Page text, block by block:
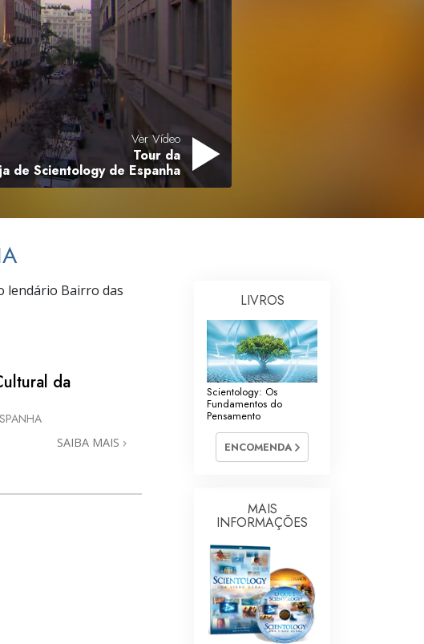
Respostas às Drogas
Ferramentas para o Local do Trabalho
Ética e as Condições
A Causa da Supressão
Investigações
A Tecnologia de Estudo
Ver Vídeo
Tour da
de Scientology de Espanha
lendário Bairro das
da
SAIBA MAIS
LIVROS
Scientology: Os
Fundamentos do
Pensamento
ENCOMENDA
MAIS
INFORMAÇÕES